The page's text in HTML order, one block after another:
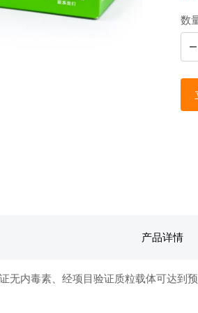
数
产品详情
内毒素、经项目验证质粒载体可达到预